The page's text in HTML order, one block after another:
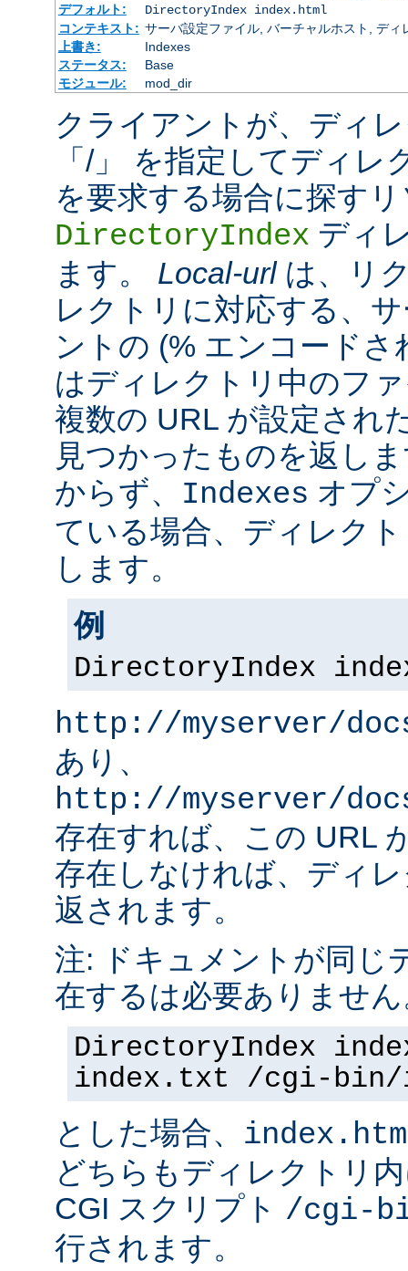
デフォルト:
DirectoryIndex index.html
コンテキスト: サーバ設定ファイル, バーチャルホスト, ディ
上書き:
Indexes
ステータス:
Base
モジュール:
mod_dir
クライアントが、ディ
「/」 を指定してディ
を要求する場合に探す
DirectoryIndex ディ
ます。 Local-urlは、リ
レクトリに対応する、
ントの (% エンコードさ
はディレクトリ中のフ
複数の URL が設定され
見つかったものを返し
からず、 Indexes オプ
ている場合、ディレク
します。
例
DirectoryIndex
http://myserver/
あり、
http://myserver/
存在すれば、この URL
存在しなければ、ディ
返されます。
注: ドキュメントが同じ
在するは必要ありませ
DirectoryIndex
index.txt /cgi-bin/
とした場合、
どちらもディレクトリ
CGI スクリプト /cgi-
行されます。